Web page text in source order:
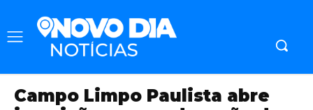
Campo Limpo Paulista abre